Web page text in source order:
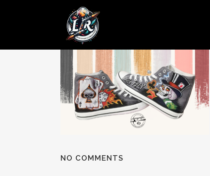
24 OCT
Posted at 18:35h
NO COMMENTS